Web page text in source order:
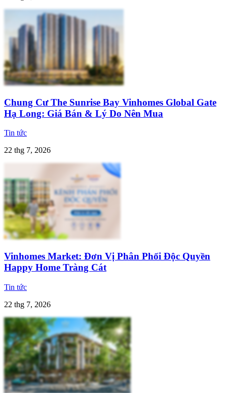
Chung Cư The Sunrise Bay Vinhomes Global Gate
Hạ Long: Giá Bán & Lý Do Nên Mua
Tin tức
22 thg 7, 2026
Vinhomes Market: Đơn Vị Phân Phối Độc Quyền
Happy Home Tràng Cát
Tin tức
22 thg 7, 2026